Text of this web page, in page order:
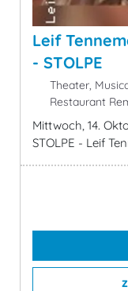
Leif
- STOLPE
Theater,
Restaurant
Mittwoch, 14.
STOLPE - Leif